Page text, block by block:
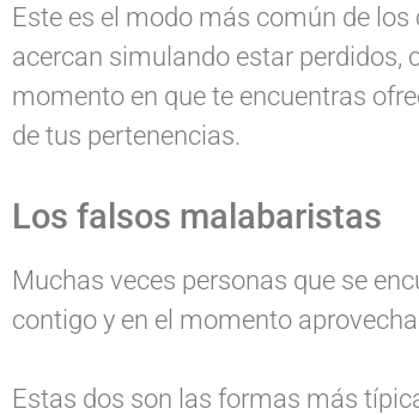
Este es el modo más común de
acercan simulando estar perdidos,
momento en que te encuentras
de tus pertenencias.
Los falsos malabaristas
Muchas veces personas que se
contigo y en el momento
Estas dos son las formas más